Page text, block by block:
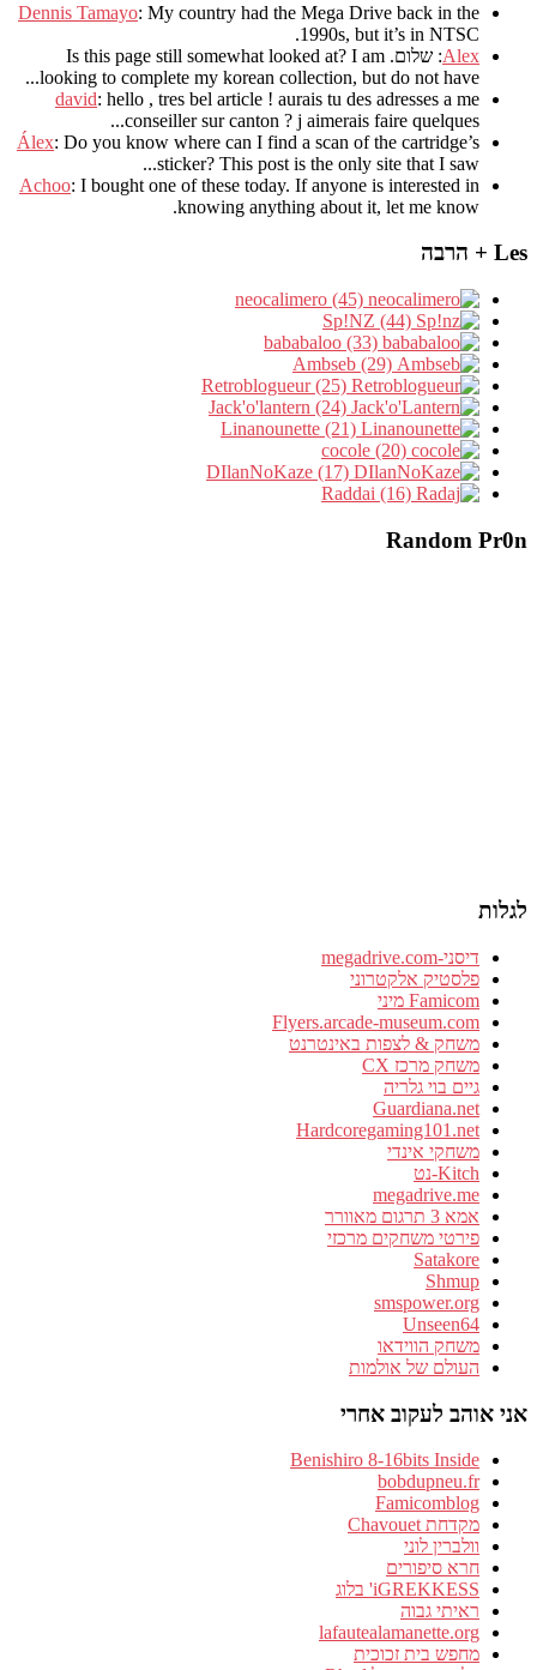
Dennis Tamayo: My country had the Mega Drive back in the
1990s, but it’s in NTSC
.
Alex: שלום. Is this page still somewhat looked at? I am
looking to complete my korean collection, but do not have..
.
david: hello , tres bel article ! aurais tu des adresses a me
conseiller sur canton ? j aimerais faire quelques..
.
Álex: Do you know where can I find a scan of the cartridge’s
sticker? This post is the only site that I saw...
Achoo: I bought one of these today. If anyone is interested in
knowing anything about it, let me know.
Les + הרבה
Random Pr0n
לגלות
דיסני-megadrive.com
פלסטיק אלקטרוני
Famicom מיני
Flyers.arcade-museum.com
משחק & לצפות באינטרנט
משחק מרכז CX
גיים בוי גלריה
Guardiana.net
Hardcoregaming101.net
משחקי אינדי
Kitch-נט
megadrive.me
אמא 3 תרגום מאוורר
פירטי משחקים מרכזי
Satakore
Shmup
smspower.org
Unseen64
משחק הווידאו
העולם של אולמות
אני אוהב לעקוב אחרי
Benishiro 8-16bits Inside
bobdupneu.fr
Famicomblog
מקדחת Chavouet
וולברין לוני
חרא סיפורים
iGREKKESS' בלוג
ראיתי גבוה
lafautealamanette.org
מחפש בית זכוכית